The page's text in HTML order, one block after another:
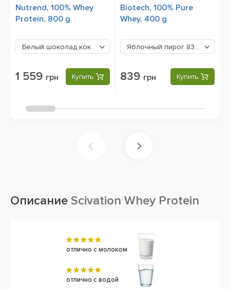
Nutrend, 100% Whey
Protein, 800 g
Белый шоколад кокос 1559 грн
1 559 грн Купить
Biotech, 100% Pure
Whey, 400 g
Яблочный пирог 839 грн
839 грн Купить
Описание Scivation Whey Protein
отлично с молоком
отлично с водой